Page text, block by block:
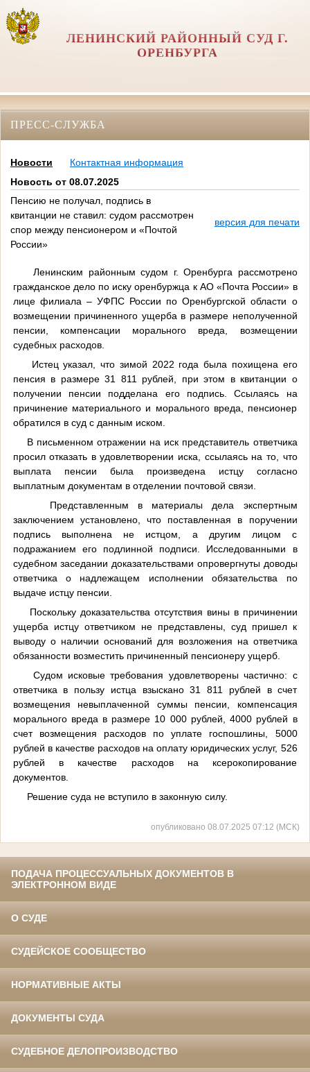
ЛЕНИНСКИЙ РАЙОННЫЙ СУД Г.
ОРЕНБУРГА
ПРЕСС-СЛУЖБА
Новости
Контактная информация
Новость от 08.07.2025
Пенсию не получал, подпись в
квитанции не ставил: судом рассмотрен
спор между пенсионером и «Почтой
России»
версия для печати
Ленинским районным судом г. Оренбурга рассмотрено
гражданское дело по иску оренбуржца к АО «Почта России» в
лице филиала – УФПС России по Оренбургской области о
возмещении причиненного ущерба в размере неполученной
пенсии, компенсации морального вреда, возмещении
судебных расходов.
Истец указал, что зимой 2022 года была похищена его
пенсия в размере 31 811 рублей, при этом в квитанции о
получении пенсии подделана его подпись. Ссылаясь на
причинение материального и морального вреда, пенсионер
обратился в суд с данным иском.
В письменном отражении на иск представитель ответчика
просил отказать в удовлетворении иска, ссылаясь на то, что
выплата пенсии была произведена истцу согласно
выплатным документам в отделении почтовой связи.
Представленным в материалы дела экспертным
заключением установлено, что поставленная в поручении
подпись выполнена не истцом, а другим лицом с
подражанием его подлинной подписи. Исследованными в
судебном заседании доказательствами опровергнуты доводы
ответчика о надлежащем исполнении обязательства по
выдаче истцу пенсии.
Поскольку доказательства отсутствия вины в причинении
ущерба истцу ответчиком не представлены, суд пришел к
выводу о наличии оснований для возложения на ответчика
обязанности возместить причиненный пенсионеру ущерб.
Судом исковые требования удовлетворены частично: с
ответчика в пользу истца взыскано 31 811 рублей в счет
возмещения невыплаченной суммы пенсии, компенсация
морального вреда в размере 10 000 рублей, 4000 рублей в
счет возмещения расходов по уплате госпошлины, 5000
рублей в качестве расходов на оплату юридических услуг, 526
рублей в качестве расходов на ксерокопирование
документов.
Решение суда не вступило в законную силу.
опубликовано 08.07.2025 07:12 (МСК)
ПОДАЧА ПРОЦЕССУАЛЬНЫХ ДОКУМЕНТОВ В
ЭЛЕКТРОННОМ ВИДЕ
О СУДЕ
СУДЕЙСКОЕ СООБЩЕСТВО
НОРМАТИВНЫЕ АКТЫ
ДОКУМЕНТЫ СУДА
СУДЕБНОЕ ДЕЛОПРОИЗВОДСТВО